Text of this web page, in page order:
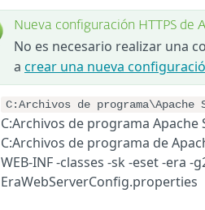
Nueva configuración HTTPS de
No es necesario realizar una
a crear una nueva
C:Archivos de
C:Archivos de programa
C:Archivos de programa de
WEB-INF -classes -sk -eset -era
EraWebServerConfig.properties